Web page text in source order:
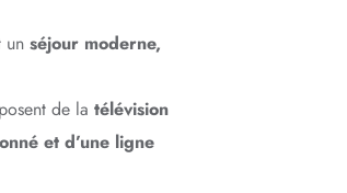
un séjour moderne,
de la télévision
et d’une ligne